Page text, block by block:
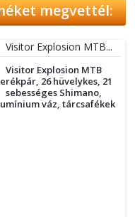
megvettél:
Visitor Explosion MTB
26 hüvelykes, 21
sebességes Shimano,
váz, tárcsafékek